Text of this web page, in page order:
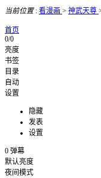
当前位置: 看漫画 > 神武天尊
首页
0/0
亮度
书签
目录
自动
设置
隐藏
发表
设置
0 弹幕
默认亮度
夜间模式